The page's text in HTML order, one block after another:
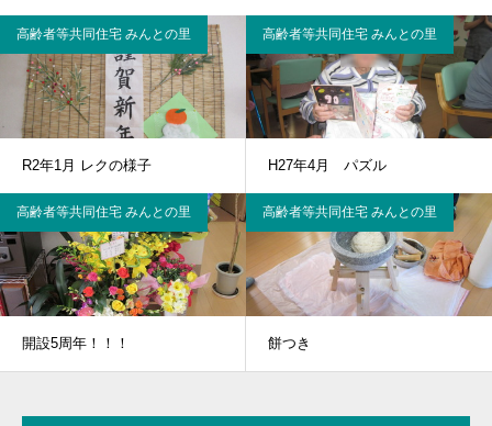
高齢者等共同住宅 みんとの里
R2年1月 レクの様子
高齢者等共同住宅 みんとの里
H27年4月 パズル
高齢者等共同住宅 みんとの里
開設5周年！！！
高齢者等共同住宅 みんとの里
餅つき